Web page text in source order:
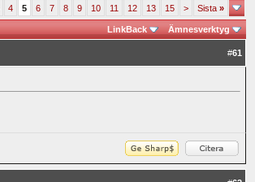
4 5 6 7 8 9 10 11 12 13 15 > Sista»
LinkBack Ämnesverktyg
#61